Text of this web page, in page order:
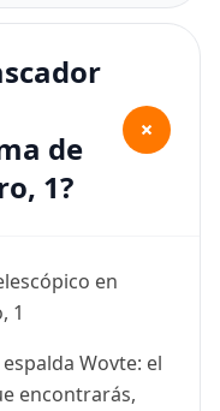
de
1?
+
en
1
Wovte: el
encontrarás,